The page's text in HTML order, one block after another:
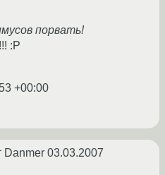
порвать!
:Р
+00:00
Danmer 03.03.2007